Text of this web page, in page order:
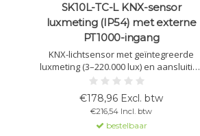
SK10L-TC-L KNX-sensor
luxmeting (IP54) met externe
PT1000-ingang
KNX-lichtsensor met geïntegreerde
luxmeting (3–220.000 lux) en aansluiting
voor externe PT1000-
temperatuursensor. Voor klimaat- en
lichtregeling in gebouwen.
€178,96 Excl. btw
€216,54 Incl. btw
bestelbaar